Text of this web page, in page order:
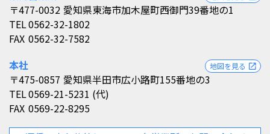
〒477-0032 愛知県東海市加木屋町西御門39番地の1
TEL0562-32-1802
FAX 0562-32-7582
本社
〒475-0857 愛知県半田市広小路町155番地の3
地図を見る open_in_new
TEL0569-21-5231 (代)
FAX 0569-22-8295